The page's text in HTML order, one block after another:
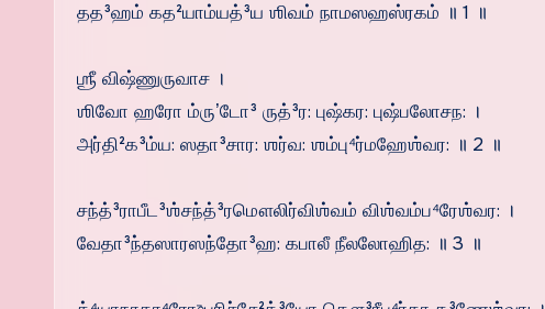
தத³ஹம் கத²யாம்யத்³ய ஶிவம் நாமஸஹஸ்ரகம் ॥ 1 ॥
ஶ்ரீ விஷ்ணுருவாச ।
ஶிவோ ஹரோ ம்ருʼடோ³ ருத்³ர: புஷ்கர: புஷ்பலோசந: ।
அர்தி²க³ம்ய: ஸதா³சார: ஶர்வ: ஶம்பு⁴ர்மஹேஶ்வர: ॥ 2 ॥
சந்த்³ராபீட³ஶ்சந்த்³ரமௌலிர்விஶ்வம் விஶ்வம்ப⁴ரேஶ்வர: ।
வேதா³ந்தஸாரஸந்தோ³ஹ: கபாலீ நீலலோஹித: ॥ 3 ॥